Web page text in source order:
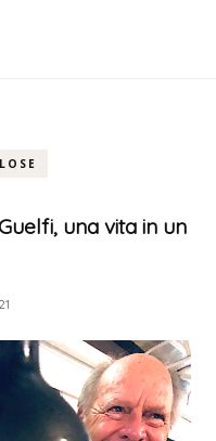
una vita in un